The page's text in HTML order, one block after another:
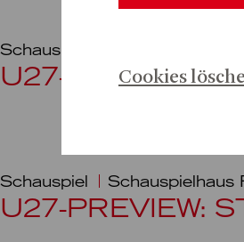
Schauspiel
U27-PREVIEW:
Schauspiel Schauspielhaus
U27-PREVIEW:
Cookies